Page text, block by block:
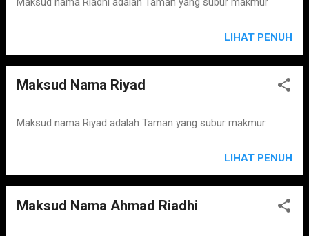
LIHAT PENUH
Maksud Nama Riyad
Maksud nama Riyad adalah Taman yang subur makmur
LIHAT PENUH
Maksud Nama Ahmad Riadhi